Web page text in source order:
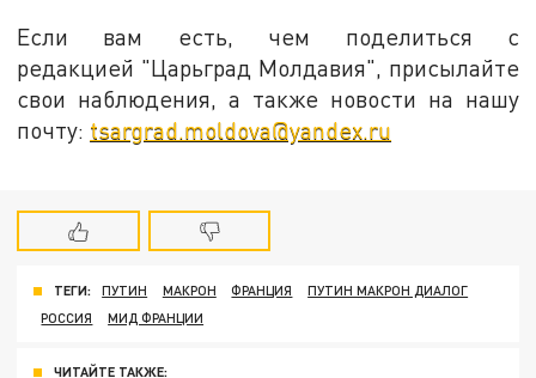
Если вам есть, чем поделиться с
редакцией "Царьград Молдавия", присылайте
свои наблюдения, а также новости на нашу
почту: tsargrad.moldova@yandex.ru
ТЕГИ: ПУТИН МАКРОН ФРАНЦИЯ
ПУТИН МАКРОН ДИАЛОГ
РОССИЯ
МИД ФРАНЦИИ
ЧИТАЙТЕ ТАКЖЕ: